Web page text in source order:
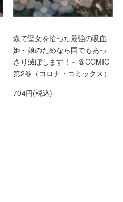
森で聖女を拾った最強の吸血
姫～娘のためなら国でもあっ
さり滅ぼします！～＠COMIC
第2巻（コロナ・コミックス）
704円(税込)